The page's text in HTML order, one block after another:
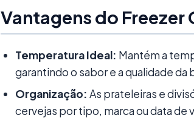
Vantagens do
Temperatura Ideal: Mantém a
garantindo o sabor e a qualidade da
Organização: As prateleiras e
cervejas por tipo, marca ou data de